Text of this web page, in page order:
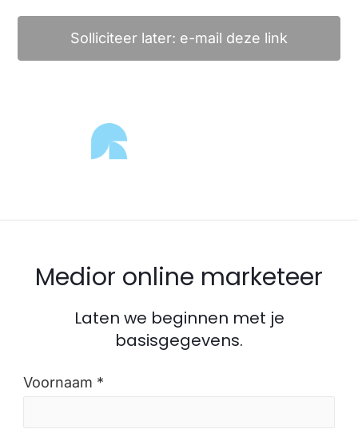
Solliciteer later: e-mail deze link
Medior online marketeer
Laten we beginnen met je
basisgegevens.
Voornaam *